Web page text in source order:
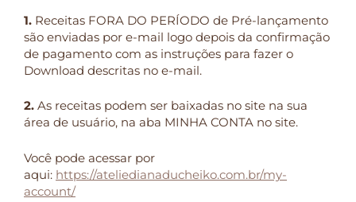
1. Receitas FORA DO PERÍODO de Pré-lançamento
são enviadas por e-mail logo depois da confirmação
de pagamento com as instruções para fazer o
Download descritas no e-mail.
2. As receitas podem ser baixadas no site na sua
área de usuário, na aba MINHA CONTA no site.
Você pode acessar por
aqui: https://ateliedianaducheiko.com.br/my-
account/